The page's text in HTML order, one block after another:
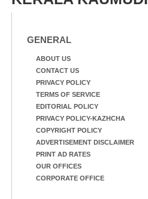
GENERAL
ABOUT US
CONTACT US
PRIVACY POLICY
TERMS OF SERVICE
EDITORIAL POLICY
PRIVACY POLICY-KAZHCHA
COPYRIGHT POLICY
ADVERTISEMENT DISCLAIMER
PRINT AD RATES
OUR OFFICES
CORPORATE OFFICE